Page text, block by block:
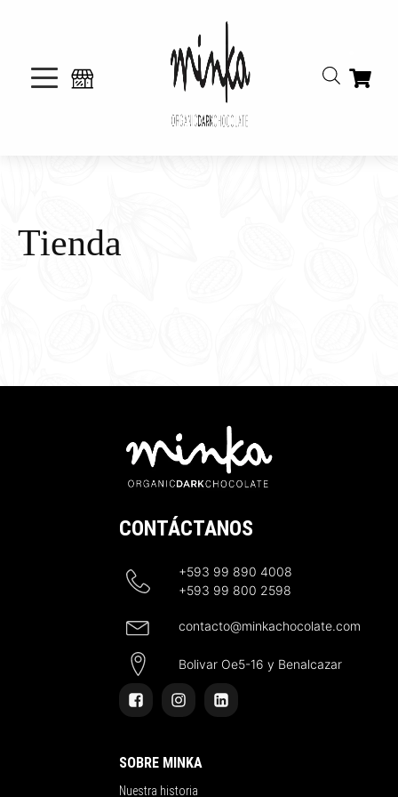
Tienda
CONTÁCTANOS
+593 99 890 4008
+593 99 800 2598
contacto@minkachocolate.com
Bolivar Oe5-16 y Benalcazar
SOBRE MINKA
Nuestra historia